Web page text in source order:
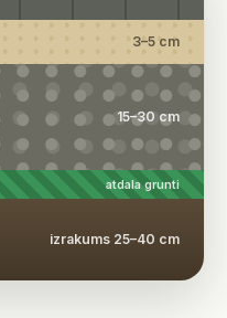
3–5 cm
15–30 cm
atdala grunti
izrakums 25–40 cm